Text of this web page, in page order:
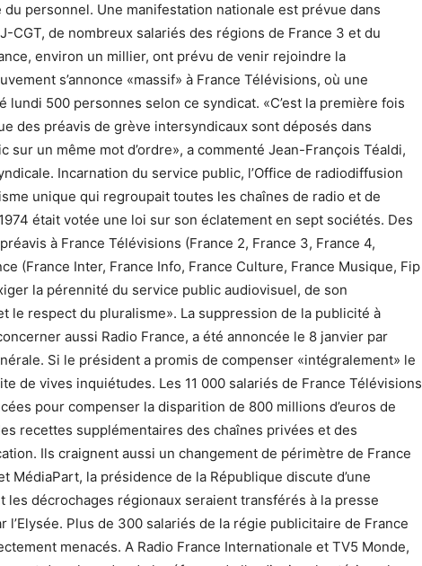
du personnel. Une manifestation nationale est prévue dans
CGT, de nombreux salariés des régions de France 3 et du
environ un millier, ont prévu de venir rejoindre la
s’annonce «massif» à France Télévisions, où une
lundi 500 personnes selon ce syndicat. «C’est la première fois
des préavis de grève intersyndicaux sont déposés dans
sur un même mot d’ordre», a commenté Jean-François Téaldi,
Incarnation du service public, l’Office de radiodiffusion
unique qui regroupait toutes les chaînes de radio et de
était votée une loi sur son éclatement en sept sociétés. Des
à France Télévisions (France 2, France 3, France 4,
(France Inter, France Info, France Culture, France Musique, Fip
la pérennité du service public audiovisuel, de son
le respect du pluralisme». La suppression de la publicité à
aussi Radio France, a été annoncée le 8 janvier par
Si le président a promis de compenser «intégralement» le
de vives inquiétudes. Les 11 000 salariés de France Télévisions
pour compenser la disparition de 800 millions d’euros de
recettes supplémentaires des chaînes privées et des
Ils craignent aussi un changement de périmètre de France
MédiaPart, la présidence de la République discute d’une
les décrochages régionaux seraient transférés à la presse
l’Elysée. Plus de 300 salariés de la régie publicitaire de France
menacés. A Radio France Internationale et TV5 Monde,